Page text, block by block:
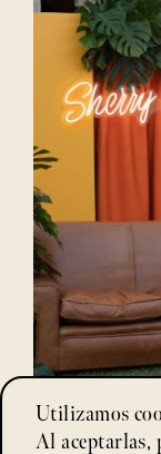
Utilizamos
Al aceptarlas,